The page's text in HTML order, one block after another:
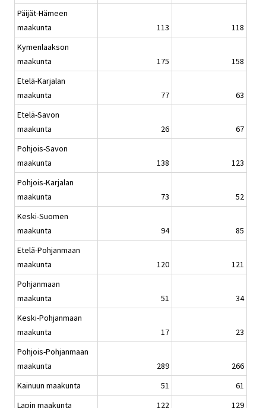
Päijät-Hämeen
maakunta
113
118
Kymenlaakson
maakunta
175
158
Etelä-Karjalan
maakunta
77
63
Etelä-Savon
maakunta
26
67
Pohjois-Savon
maakunta
138
123
Pohjois-Karjalan
maakunta
73
52
Keski-Suomen
maakunta
94
85
Etelä-Pohjanmaan
maakunta
120
121
Pohjanmaan
maakunta
51
34
Keski-Pohjanmaan
maakunta
17
23
Pohjois-Pohjanmaan
maakunta
289
266
Kainuun maakunta
51
61
Lapin maakunta
122 129